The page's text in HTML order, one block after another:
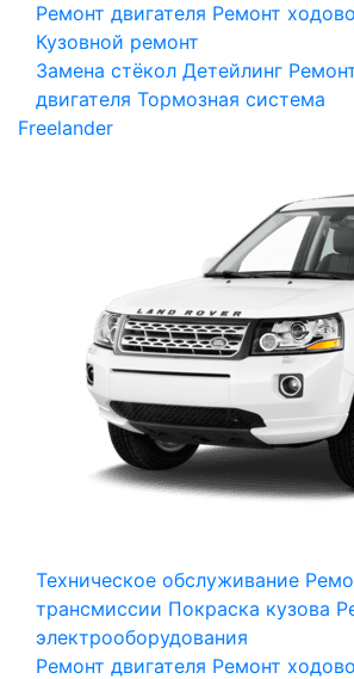
Ремонт двигателя Ремонт
Кузовной ремонт
Замена стёкол Детейлинг
двигателя Тормозная система
Freelander
Техническое обслуживание
трансмиссии Покраска кузова
электрооборудования
Ремонт двигателя Ремонт